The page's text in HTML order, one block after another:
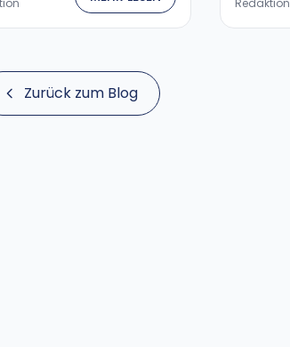
Redaktion
Zurück zum Blog